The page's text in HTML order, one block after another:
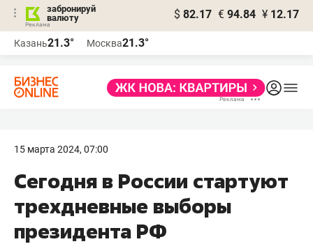
забронируй
валюту
$ 82.17 € 94.84 ¥ 12.17
Казань21.3° Москва21.3°
15 марта 2024, 07:00
Сегодня в России стартуют
трехдневные выборы
президента РФ